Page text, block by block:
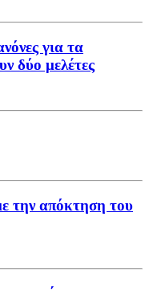
για τα
δύο μελέτες
την απόκτηση του